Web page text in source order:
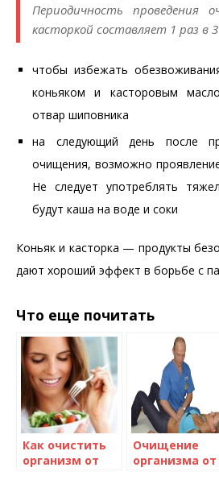
Периодичность проведения
касторкой составляет 1 раз в
чтобы избежать
коньяком и касторовым
отвар шиповника
на следующий день после
очищения, возможно
Не следует употреблять
будут каша на воде и соки
Коньяк и касторка — продукты
дают хороший эффект в борьбе с
Что еще почитать
Как очистить
организм от
Очищение
организма от